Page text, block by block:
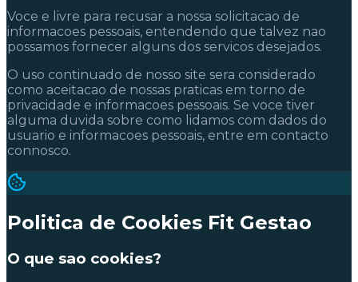
Voce e livre para recusar a nossa solicitacao de
informacoes pessoais, entendendo que talvez nao
possamos fornecer alguns dos servicos desejados.
O uso continuado de nosso site sera considerado
como aceitacao de nossas praticas em torno de
privacidade e informacoes pessoais. Se voce tiver
alguma duvida sobre como lidamos com dados do
usuario e informacoes pessoais, entre em contacto
connosco.
Politica de Cookies Fit Gestao
O que sao cookies?